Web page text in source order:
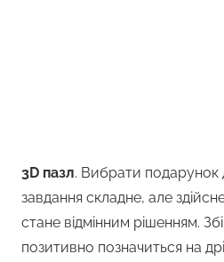
3D пазл. Вибрати подарунок
завдання складне, але
стане відмінним рішенням.
позитивно позначиться на